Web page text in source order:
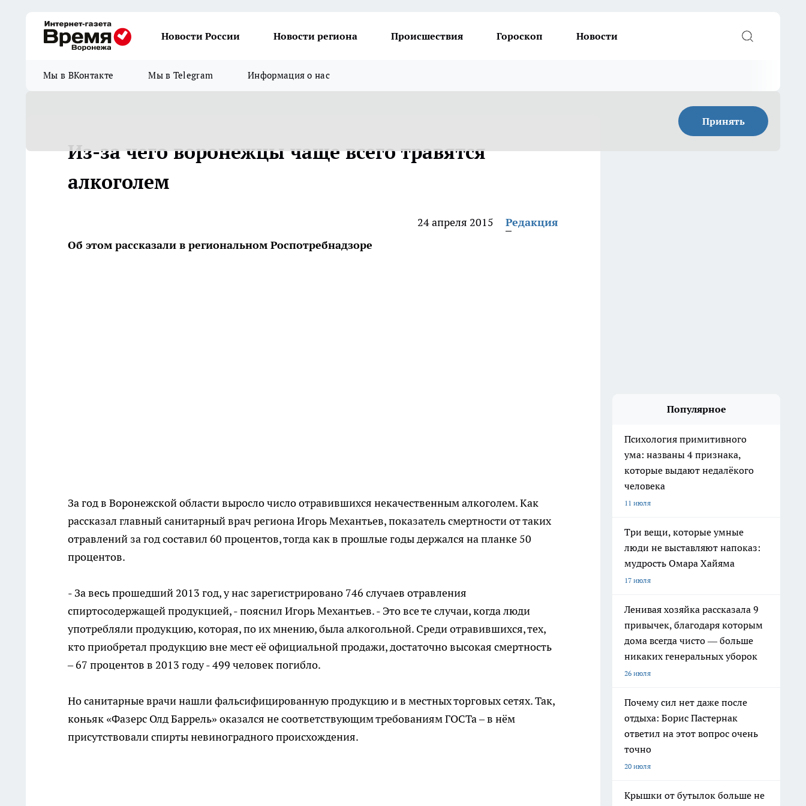
Новости России Новости региона Происшествия Гороскоп Новости
Мы в ВКонтакте Мы в Telegram Информация о нас
Принять
Из-за чего воронежцы чаще всего травятся
алкоголем
24 апреля 2015
Редакция
Об этом рассказали в региональном Роспотребнадзоре
За год в Воронежской области выросло число отравившихся некачественным алкоголем. Как
рассказал главный санитарный врач региона Игорь Механтьев, показатель смертности от таких
отравлений за год составил 60 процентов, тогда как в прошлые годы держался на планке 50
процентов.
- За весь прошедший 2013 год, у нас зарегистрировано 746 случаев отравления
спиртосодержащей продукцией, - пояснил Игорь Механтьев. - Это все те случаи, когда люди
употребляли продукцию, которая, по их мнению, была алкогольной. Среди отравившихся, тех,
кто приобретал продукцию вне мест её официальной продажи, достаточно высокая смертность
– 67 процентов в 2013 году - 499 человек погибло.
Но санитарные врачи нашли фальсифицированную продукцию и в местных торговых сетях. Так,
коньяк «Фазерс Олд Баррель» оказался не соответствующим требованиям ГОСТа – в нём
присутствовали спирты невиноградного происхождения.
Популярное
Психология примитивного
ума: названы 4 признака,
которые выдают недалёкого
человека
11 июля
Три вещи, которые умные
люди не выставляют напоказ:
мудрость Омара Хайяма
17 июля
Ленивая хозяйка рассказала 9
привычек, благодаря которым
дома всегда чисто — больше
никаких генеральных уборок
26 июля
Почему сил нет даже после
отдыха: Борис Пастернак
ответил на этот вопрос очень
точно
20 июля
Крышки от бутылок больше не